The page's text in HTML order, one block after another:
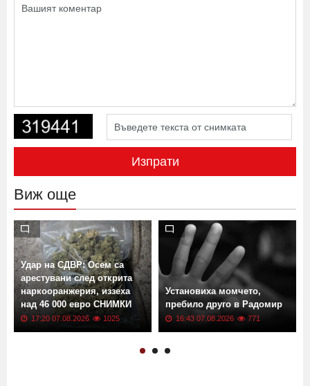
Изпрати
Виж още
Удар на СДВР: Осем са
арестувани след открита
наркооранжерия, иззеха
над 46 000 евро СНИМКИ
17:20 07.08.2026 1025
Установиха момчето,
пребило друго в Радомир
16:43 07.08.2026 771